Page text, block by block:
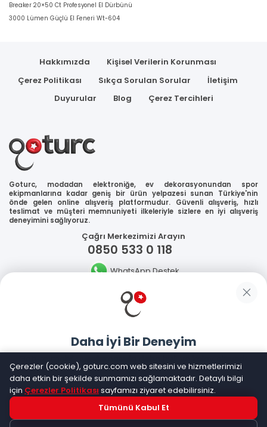
Breaker 20×50 Ct Profesyonel El Dürbünü
3000 Lümen Güçlü El Feneri Wt-604
Hakkımızda
Kişisel Verilerin Korunması
Çerez Politikası
Sıkça Sorulan Sorular
İletişim
Duyurular
Blog Çerez Tercihleri
Goturc, modadan elektroniğe, ev dekorasyonundan spor
ekipmanlarına kadar geniş bir ürün yelpazesi sunan Türkiye'nin
önde gelen online alışveriş platformudur. Güvenli alışveriş, hızlı
teslimat ve müşteri memnuniyeti ilkeleriyle sizlere en iyi alışveriş
deneyimini sağlıyoruz.
Çağrı Merkezimizi Arayın
0850 533 0 118
WhatsApp Destek
Güvenliğiniz
Sosyal Medya
Mobil Uygulamalarımız
Daha İyi Bir Deneyim
Goturc mobil uygulamasıyla daha hızlı ve kolay alışveriş
yapın
Hemen Dene!
Çerezler (cookie), goturc.com web sitesini ve hizmetlerimizi
daha etkin bir şekilde sunmamızı sağlamaktadır. Detaylı bilgi
için Çerezler Politikası sayfamızı ziyaret edebilirsiniz.
Tümünü Kabul Et